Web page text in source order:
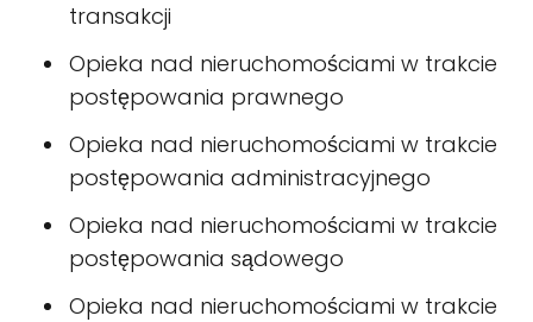
transakcji
Opieka nad nieruchomościami w trakcie
postępowania prawnego
Opieka nad nieruchomościami w trakcie
postępowania administracyjnego
Opieka nad nieruchomościami w trakcie
postępowania sądowego
Opieka nad nieruchomościami w trakcie